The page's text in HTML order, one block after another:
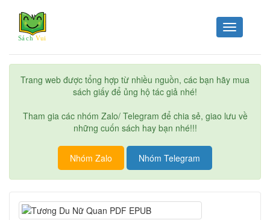
Toggle
navigation
Trang web được tổng hợp từ nhiều nguồn, các bạn hãy mua
sách giấy để ủng hộ tác giả nhé!
Tham gia các nhóm Zalo/ Telegram để chia sẻ, giao lưu về
những cuốn sách hay bạn nhé!!!
Nhóm Zalo Nhóm Telegram